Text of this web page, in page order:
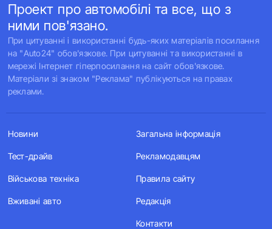
Проект про автомобілі та все, що з
ними пов'язано.
При цитуванні і використанні будь-яких матеріалів посилання
на "Auto24" обов'язкове. При цитуванні та використанні в
мережі Інтернет гіперпосилання на сайт обов'язкове.
Матеріали зі знаком "Реклама" публікуються на правах
реклами.
Новини
Тест-драйв
Військова техніка
Вживані авто
Загальна інформація
Рекламодавцям
Правила сайту
Редакція
Контакти